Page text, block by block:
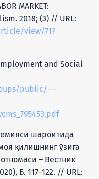
MARKET:
2018; (3) // URL:
view/71?
and Social
public/---
шароитида
қилишнинг ўзига
– Вестник
Б. 117–122. // URL: